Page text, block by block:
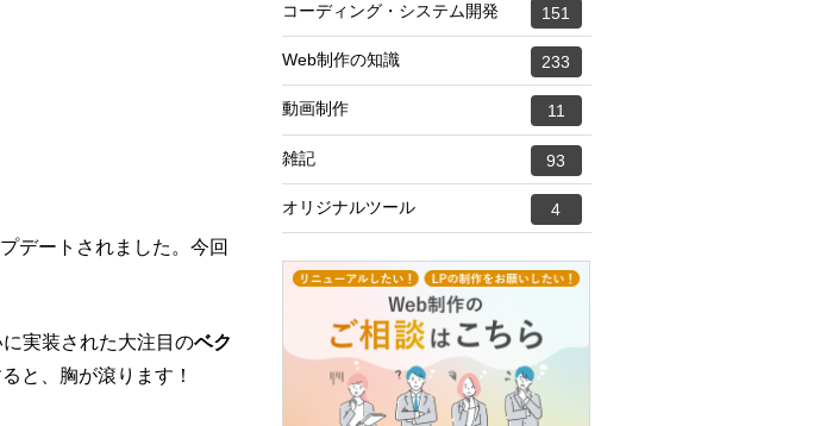
デートされました。今回
実装された大注目のベク
と、胸が滾ります！
コーディング・システム開発 151
Web制作の知識 233
動画制作 11
雑記 93
オリジナルツール 4